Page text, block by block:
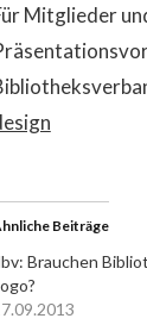
Mitglieder
Beiträge
Brauchen